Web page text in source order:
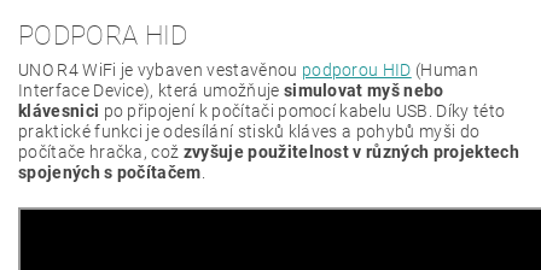
PODPORA HID
UNO R4 WiFi je vybaven vestavěnou podporou HID (Human
Interface Device), která umožňuje simulovat myš nebo
klávesnici po připojení k počítači pomocí kabelu USB. Díky této
praktické funkci je odesílání stisků kláves a pohybů myši do
počítače hračka, což zvyšuje použitelnost v různých projektech
spojených s počítačem.